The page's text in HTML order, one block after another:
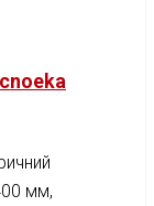
мм,